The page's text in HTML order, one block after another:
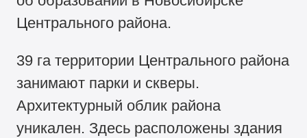
Центрального района.
39 га территории Центрального района
занимают парки и скверы.
Архитектурный облик района
уникален. Здесь расположены здания